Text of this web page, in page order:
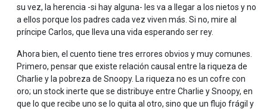
su vez, la herencia -si hay alguna- les va a llegar a los nietos y no
a ellos porque los padres cada vez viven más. Si no, mire al
príncipe Carlos, que lleva una vida esperando ser rey.
Ahora bien, el cuento tiene tres errores obvios y muy comunes.
Primero, pensar que existe relación causal entre la riqueza de
Charlie y la pobreza de Snoopy. La riqueza no es un cofre con
oro; un stock inerte que se distribuye entre Charlie y Snoopy, en
que lo que recibe uno se lo quita al otro, sino que un flujo frágil y